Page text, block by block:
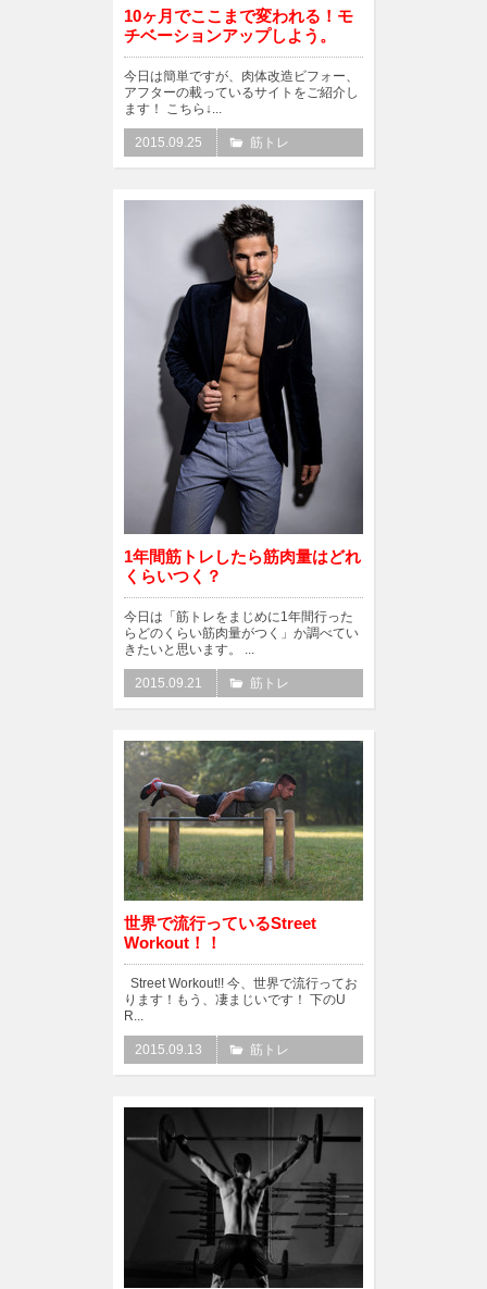
10ヶ月でここまで変われる！モ
チベーションアップしよう。
今日は簡単ですが、肉体改造ビフォー、
アフターの載っているサイトをご紹介し
ます！ こちら↓...
2015.09.25 筋トレ
1年間筋トレしたら筋肉量はどれ
くらいつく？
今日は「筋トレをまじめに1年間行った
らどのくらい筋肉量がつく」か調べてい
きたいと思います。 ...
2015.09.21 筋トレ
世界で流行っているStreet
Workout！！
Street Workout!! 今、世界で流行ってお
ります！もう、凄まじいです！ 下のU
R...
2015.09.13 筋トレ